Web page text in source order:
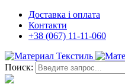
Доставка і оплата
Контакти
+38 (067) 11-11-060
Поиск: